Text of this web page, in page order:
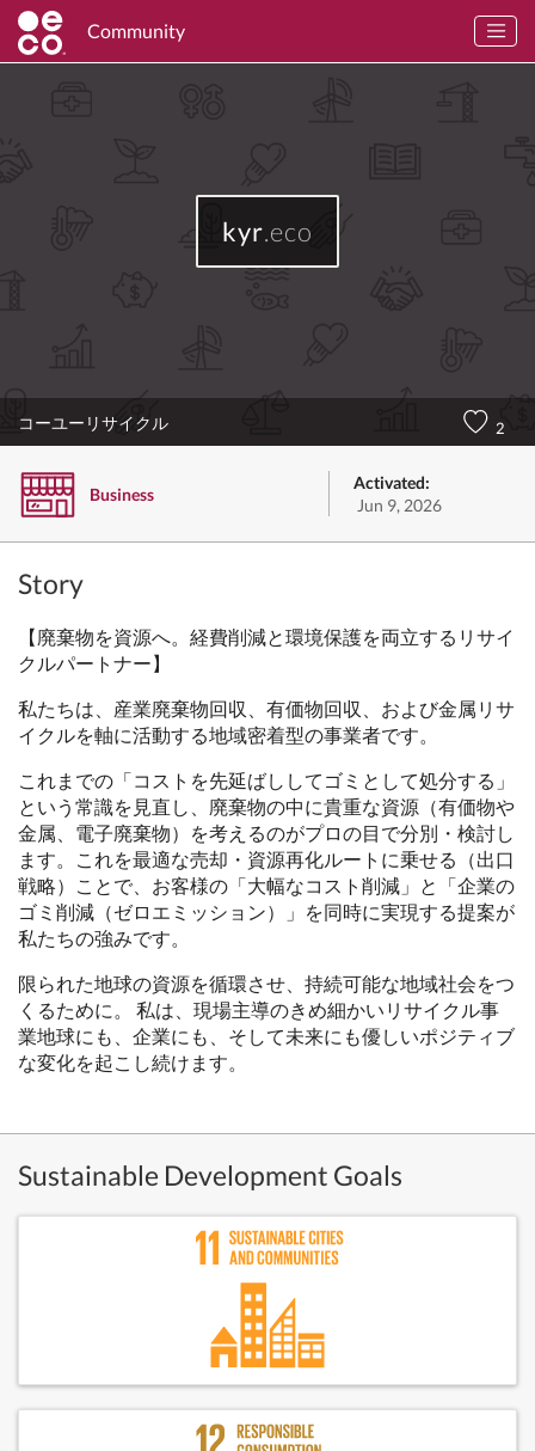
Community
kyr.eco
コーユーリサイクル 2
Business
Activated:
Jun 9, 2026
Story
【廃棄物を資源へ。経費削減と環境保護を両立するリサイ
クルパートナー】
私たちは、産業廃棄物回収、有価物回収、および金属リサ
イクルを軸に活動する地域密着型の事業者です。
これまでの「コストを先延ばししてゴミとして処分する」
という常識を見直し、廃棄物の中に貴重な資源（有価物や
金属、電子廃棄物）を考えるのがプロの目で分別・検討し
ます。これを最適な売却・資源再化ルートに乗せる（出口
戦略）ことで、お客様の「大幅なコスト削減」と「企業の
ゴミ削減（ゼロエミッション）」を同時に実現する提案が
私たちの強みです。
限られた地球の資源を循環させ、持続可能な地域社会をつ
くるために。 私は、現場主導のきめ細かいリサイクル事
業地球にも、企業にも、そして未来にも優しいポジティブ
な変化を起こし続けます。
Sustainable Development Goals